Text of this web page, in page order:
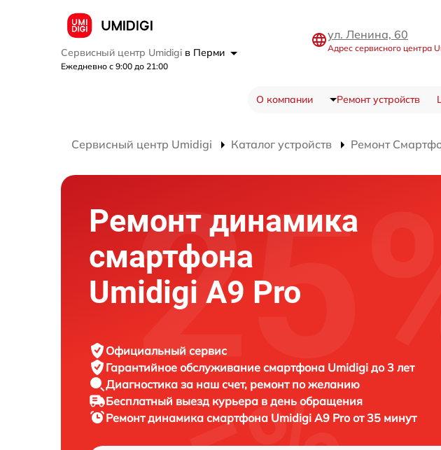
Сервисный центр Umidigi в Перми
Ежедневно с 9:00 до 21:00
ул. Ленина, 60
Адрес сервисного центра
О компании Ремонт устройств
Сервисный центр Umidigi Каталог устройств Ремонт
Ремонт динамика
смартфона
Umidigi A9 Pro
Официальный сервис
Гарантийное обслуживание смартфона Umidigi до 3 лет
Диагностика за наш счет, ремонт по желанию
Бесплатный выезд курьера в день обращения
Ремонт динамика смартфона Umidigi A9 Pro от 35 минут